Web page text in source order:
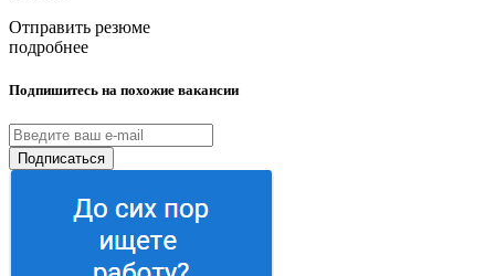
Отправить резюме
подробнее
Подпишитесь на похожие вакансии
Подписаться